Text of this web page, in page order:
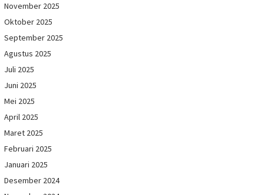
November 2025
Oktober 2025
September 2025
Agustus 2025
Juli 2025
Juni 2025
Mei 2025
April 2025
Maret 2025
Februari 2025
Januari 2025
Desember 2024